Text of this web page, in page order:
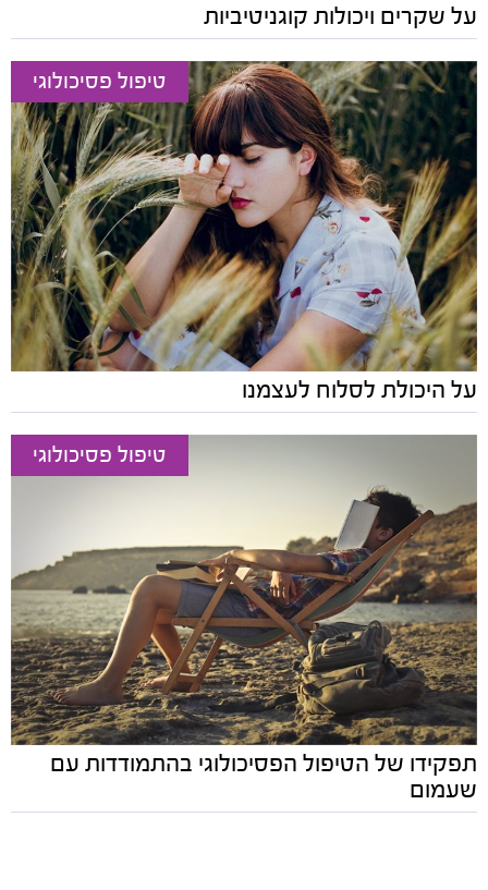
על שקרים ויכולות קוגניטיביות
טיפול פסיכולוגי
על היכולת לסלוח לעצמנו
טיפול פסיכולוגי
תפקידו של הטיפול הפסיכולוגי בהתמודדות עם
שעמום